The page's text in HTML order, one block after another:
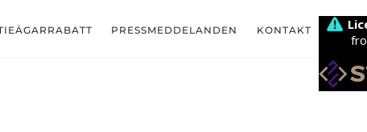
PRESSMEDDELANDEN KONTAKT